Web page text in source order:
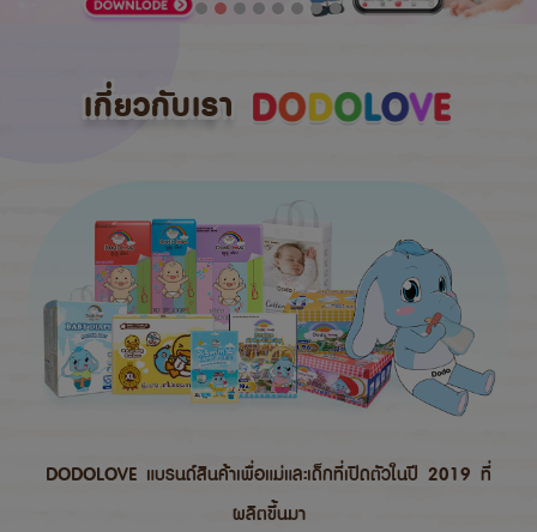
เกี่ยวกับเรา
DODOLOVE แบรนด์สินค้าเพื่อแม่และเด็กที่เปิดตัวในปี 2019 ที่
ผลิตขึ้นมา